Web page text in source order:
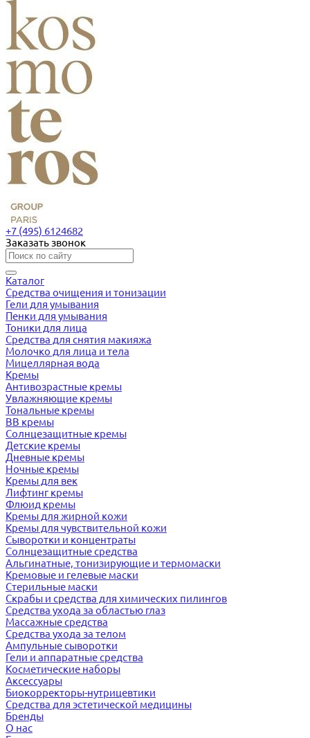
+7 (495) 6124682
Заказать звонок
Каталог
Средства очищения и тонизации
Гели для умывания
Пенки для умывания
Тоники для лица
Средства для снятия макияжа
Молочко для лица и тела
Мицеллярная вода
Кремы
Антивозрастные кремы
Увлажняющие кремы
Тональные кремы
BB кремы
Солнцезащитные кремы
Детские кремы
Дневные кремы
Ночные кремы
Кремы для век
Лифтинг кремы
Флюид кремы
Кремы для жирной кожи
Кремы для чувствительной кожи
Сыворотки и концентраты
Солнцезащитные средства
Альгинатные, тонизирующие и термомаски
Кремовые и гелевые маски
Стерильные маски
Скрабы и средства для химических пилингов
Средства ухода за областью глаз
Массажные средства
Средства ухода за телом
Ампульные сыворотки
Гели и аппаратные средства
Косметические наборы
Аксессуары
Биокорректоры-нутрицевтики
Средства для эстетической медицины
Бренды
О нас